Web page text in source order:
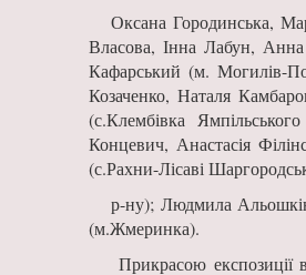
Оксана Городинська,
Власова, Інна Лабун,
Кафарський (м. Могилів-
Козаченко, Наталя
(с.Клембівка
Концевич, Анастасія
(с.Рахни-Лісаві
р-ну); Людмила
(м.Жмеринка).
Прикрасою експозиції